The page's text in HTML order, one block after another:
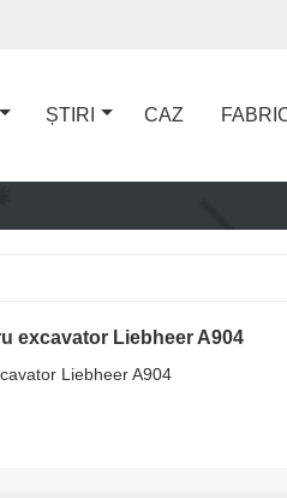
ȘTIRI CAZ
excavator Liebheer A904
Liebheer A904